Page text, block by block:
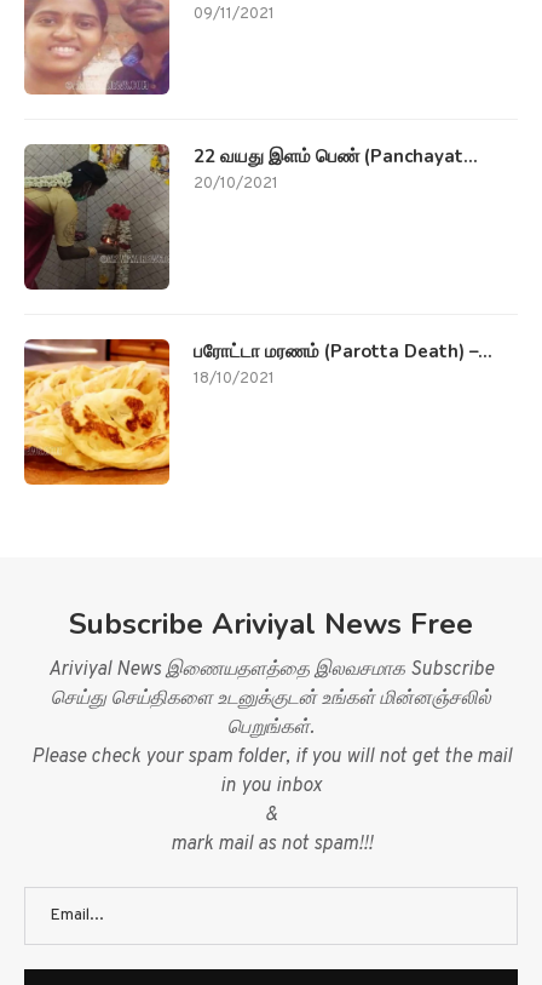
09/11/2021
22 வயது இளம் பெண் (Panchayat...
20/10/2021
பரோட்டா மரணம் (Parotta Death) –...
18/10/2021
Subscribe Ariviyal News Free
Ariviyal News இணையதளத்தை இலவசமாக Subscribe
செய்து செய்திகளை உடனுக்குடன் உங்கள் மின்னஞ்சலில்
பெறுங்கள்.
Please check your spam folder, if you will not get the mail
in you inbox
&
mark mail as not spam!!!